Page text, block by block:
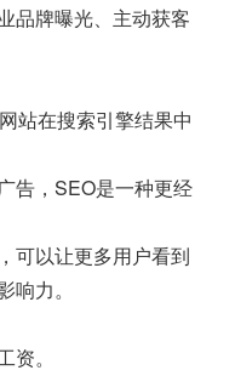
品牌曝光、主动获客
站在搜索引擎结果中
告，SEO是一种更经
可以让更多用户看到
力。
。